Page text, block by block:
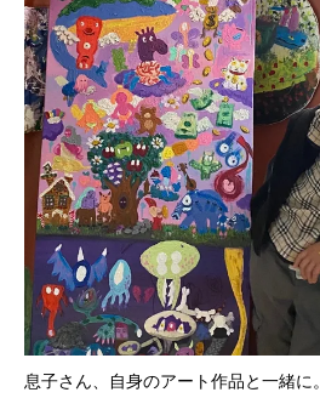
息子さん、自身のアート作品と一緒に。